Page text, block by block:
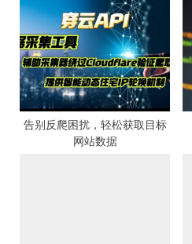
告别反爬困扰，轻松获取目标
网站数据